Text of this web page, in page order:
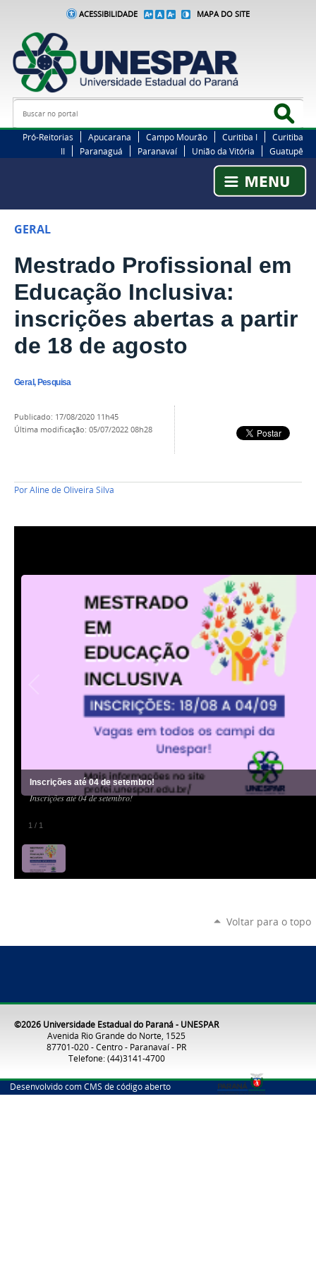
ACESSIBILIDADE MAPA DO SITE
Busca
Pró-Reitorias Apucarana Campo Mourão Curitiba I
Curitiba
II
Paranaguá Paranavaí União da Vitória Guatupê
GERAL
Mestrado Profissional em
Educação Inclusiva:
inscrições abertas a partir
de 18 de agosto
Geral, Pesquisa
publicado: 17/08/2020 11h45
última modificação: 05/07/2022 08h28
PorAline de Oliveira Silva
1 / 1
Inscrições até 04 de setembro!
Inscrições até 04 de setembro!
Voltar para o topo
©2026 Universidade Estadual do Paraná - UNESPAR
Avenida Rio Grande do Norte, 1525
87701-020 - Centro - Paranavaí - PR
Telefone: (44)3141-4700
Desenvolvido com CMS de código aberto